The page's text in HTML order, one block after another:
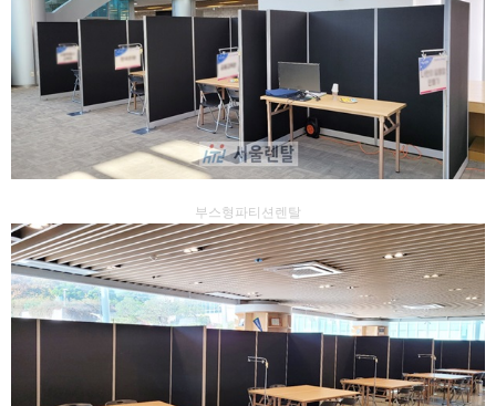
부스형파티션렌탈